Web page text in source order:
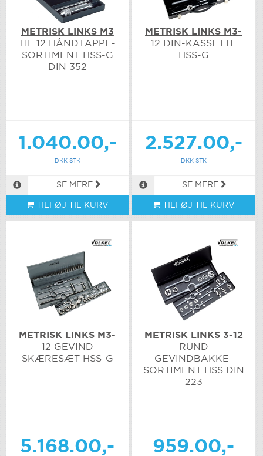
METRISK LINKS M3
TIL 12 HÅNDTAPPE-
SORTIMENT HSS-G
DIN 352
1.040.00,-
DKK STK
SE MERE
TILFØJ TIL KURV
METRISK LINKS M3-
12 DIN-KASSETTE
HSS-G
2.527.00,-
DKK STK
SE MERE
TILFØJ TIL KURV
METRISK LINKS M3-
12 GEVIND
SKÆRESÆT HSS-G
5.168.00,-
METRISK LINKS 3-12
RUND
GEVINDBAKKE-
SORTIMENT HSS DIN
223
959.00,-